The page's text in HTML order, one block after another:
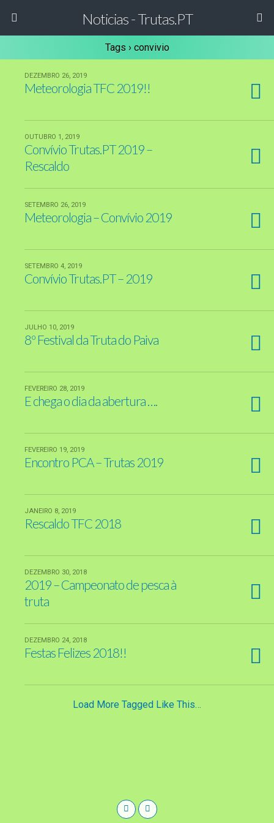
Noticias - Trutas.PT
Tags › convivio
DEZEMBRO 26, 2019
Meteorologia TFC 2019!!
OUTUBRO 1, 2019
Convívio Trutas.PT 2019 –
Rescaldo
SETEMBRO 26, 2019
Meteorologia – Convívio 2019
SETEMBRO 4, 2019
Convívio Trutas.PT – 2019
JULHO 10, 2019
8º Festival da Truta do Paiva
FEVEREIRO 28, 2019
E chega o dia da abertura ….
FEVEREIRO 19, 2019
Encontro PCA – Trutas 2019
JANEIRO 8, 2019
Rescaldo TFC 2018
DEZEMBRO 30, 2018
2019 – Campeonato de pesca à
truta
DEZEMBRO 24, 2018
Festas Felizes 2018!!
Load More Tagged Like This…